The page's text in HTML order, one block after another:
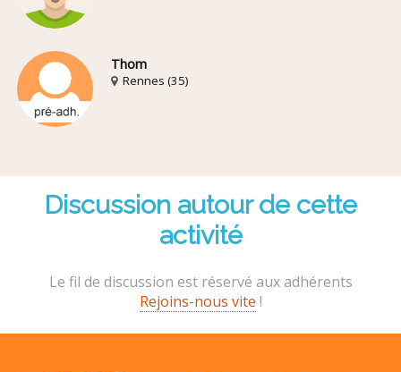
Thom
Rennes (35)
Discussion autour de cette
activité
Le fil de discussion est réservé aux adhérents
Rejoins-nous vite !